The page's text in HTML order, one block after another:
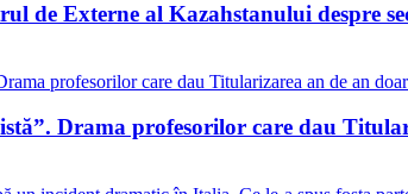
de Externe al Kazahstanului despre
Drama profesorilor care dau